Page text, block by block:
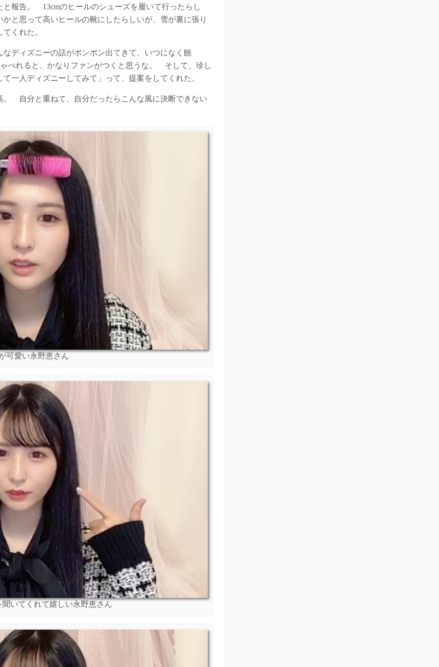
報告。 13cmのヒールのシューズを履いて行ったらし
と思って高いヒールの靴にしたらしいが、雪が裏に張り
くれた。
ディズニーの話がポンポン出てきて、いつになく饒
べれると、かなりファンがつくと思うな。 そして、珍し
一人ディズニーしてみて」って、提案をしてくれた。
。 自分と重ねて、自分だったらこんな風に決断できない
可愛い永野恵さん
いてくれて嬉しい永野恵さん